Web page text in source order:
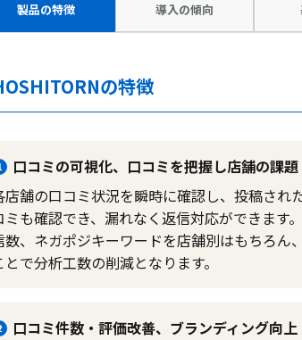
製品の特徴 導入の傾向
の特徴
口コミの可視化、口コミを把握し店舗の課
店舗の口コミ状況を瞬時に確認し、投稿され
ミも確認でき、漏れなく返信対応ができま
数、ネガポジキーワードを店舗別はもちろん
とで分析工数の削減となります。
口コミ件数・評価改善、ブランディング向